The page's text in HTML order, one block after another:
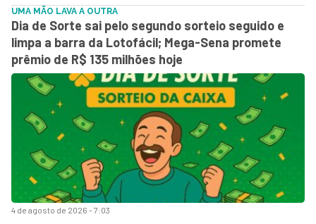
4 de agosto de 2026 - 7:03
UMA MÃO LAVA A OUTRA
Dia de Sorte sai pelo segundo sorteio seguido e
limpa a barra da Lotofácil; Mega-Sena promete
prêmio de R$ 135 milhões hoje